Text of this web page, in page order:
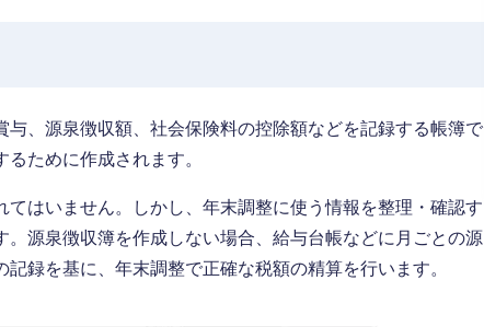
、源泉徴収額、社会保険料の控除額などを記録する帳簿で
ために作成されます。
はいません。しかし、年末調整に使う情報を整理・確認す
源泉徴収簿を作成しない場合、給与台帳などに月ごとの源
録を基に、年末調整で正確な税額の精算を行います。